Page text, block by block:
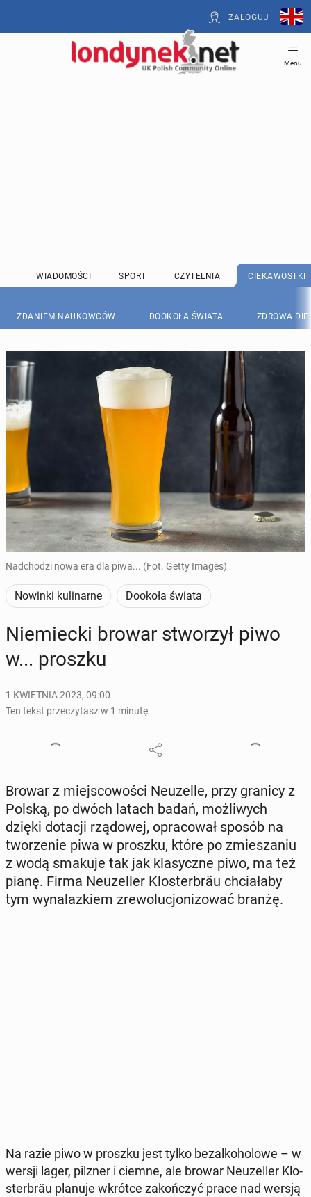
ZALOGUJ
Menu
WIADOMOŚCI SPORT CZYTELNIA CIEKAWOSTKI
ZDANIEM NAUKOWCÓW DOOKOŁA ŚWIATA ZDROWA
Nadchodzi nowa era dla piwa... (Fot. Getty Images)
Nowinki kulinarne Dookoła świata
Nie­miec­ki browar stwo­rzył piwo
w... proszku
1 KWIETNIA 2023, 09:00
Ten tekst przeczytasz w 1 minutę
Browar z miej­sco­wo­ści Neu­zel­le, przy granicy z
Polską, po dwóch latach badań, moż­li­wych
dzięki dotacji rzą­do­wej, opra­co­wał sposób na
two­rze­nie piwa w proszku, które po zmie­sza­niu
z wodą smakuje tak jak kla­sycz­ne piwo, ma też
pianę. Firma Neu­zel­ler Klo­ster­bräu chcia­ła­by
tym wy­na­laz­kiem zre­wo­lu­cjo­ni­zo­wać branżę.
Na razie piwo w proszku jest tylko bez­al­ko­ho­lo­we – w
wersji lager, pilzner i ciemne, ale browar Neu­zel­ler Klo­
ster­bräu planuje wkrótce za­koń­czyć prace nad wersją